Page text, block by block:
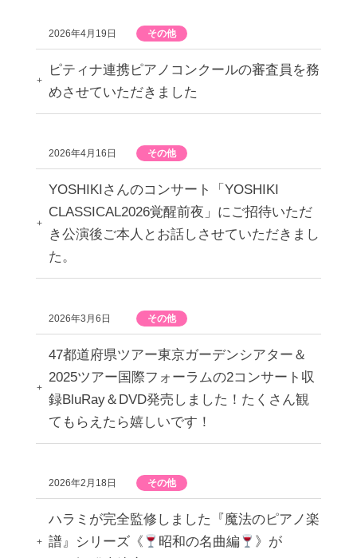
2026年4月19日 その他
ピティナ連携ピアノコンクールの審査員を務
めさせていただきました
2026年4月16日 その他
YOSHIKIさんのコンサート「YOSHIKI
CLASSICAL2026覚醒前夜」にご招待いただ
き公演後ご本人とお話しさせていただきまし
た。
2026年3月6日 その他
47都道府県ツアー東京ガーデンシアター＆
2025ツアー国際フォーラムの2コンサート収
録BluRay＆DVD発売しました！たくさん観
てもらえたら嬉しいです！
2026年2月18日 その他
ハラミが完全監修しました『魔法のピアノ楽
譜』シリーズ《
昭和の名曲編
》が